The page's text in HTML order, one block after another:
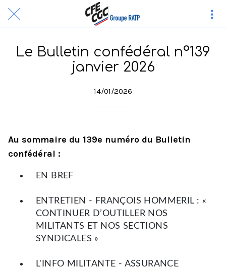
Le Bulletin confédéral n°139
janvier 2026
14/01/2026
Au sommaire du 139e numéro du Bulletin
confédéral :
EN BREF
ENTRETIEN - FRANÇOIS HOMMERIL : «
CONTINUER D’OUTILLER NOS
MILITANTS ET NOS SECTIONS
SYNDICALES »
L'INFO MILITANTE - ASSURANCE